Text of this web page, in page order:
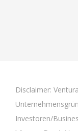
Disclaimer:
Investoren/